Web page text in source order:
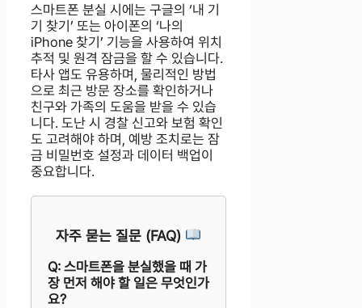
스마트폰 분실 시에는 구글의 ‘내 기
기 찾기’ 또는 아이폰의 ‘나의
iPhone 찾기’ 기능을 사용하여 위치
추적 및 원격 잠금을 할 수 있습니다.
타사 앱도 유용하며, 물리적인 방법
으로 최근 방문 장소를 확인하거나
친구와 가족의 도움을 받을 수 있습
니다. 도난 시 경찰 신고와 보험 확인
도 고려해야 하며, 예방 조치로는 잠
금 비밀번호 설정과 데이터 백업이
중요합니다.
자주 묻는 질문 (FAQ)
Q: 스마트폰을 분실했을 때 가
장 먼저 해야 할 일은 무엇인가
요?